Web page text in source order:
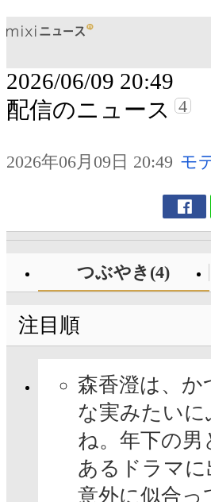
2026/06/09 20:49
配信のニュース 4
2026年06月09日 20:49 モ
つぶやき(4)
注目順
森香澄は、か
な実みたい
ね。年下の男
あるドラマに
意外に似合っ